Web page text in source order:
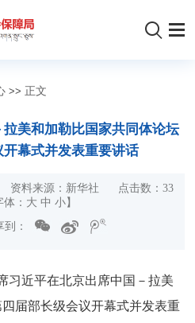
>> 正文
美和加勒比国家共同体论坛
幕式并发表重要讲话
资料来源：新华社 点击数： 33
： 大 中 小】
到：
习近平在北京出席中国－拉美
届部长级会议开幕式并发表重